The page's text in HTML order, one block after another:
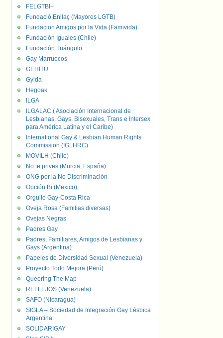
FELGTBI+
Fundació Enllaç (Mayores LGTB)
Fundacion Amigos por la Vida (Famivida)
Fundación Iguales (Chile)
Fundación Triángulo
Gay Marruecos
GEHITU
Gylda
Hegoak
ILGA
ILGALAC ( Asociación Internacional de
Lesbianas, Gays, Bisexuales, Trans e Intersex
para América Latina y el Caribe)
International Gay & Lesbian Human Rights
Commission (IGLHRC)
MOVILH (Chile)
No te prives (Murcia, España)
ONG por la No Discriminación
Opción Bi (Mexico)
Orgullo Gay-Costa Rica
Oveja Rosa (Familias diversas)
Ovejas Negras
Padres Gay
Padres, Familiares, Amigos de Lesbianas y
Gays (Argentina)
Papeles de Diversidad Sexual (Venezuela)
Proyecto Todo Mejora (Perú)
Queering The Map
REFLEJOS (Venezuela)
SAFO (Nicaragua)
SIGLA – Sociedad de Integración Gay Lésbica
Argentina
SOLIDARIGAY